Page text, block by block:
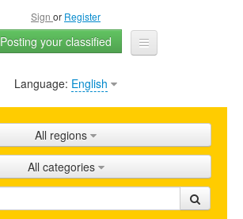
Sign or Register
Posting your classified
Home
Shops
Promotion
FAQ
Language: English
All regions
All categories